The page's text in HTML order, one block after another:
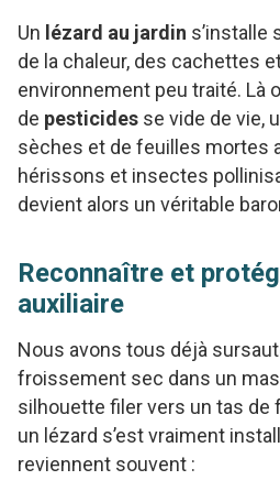
Un lézard au jardin s’installe
de la chaleur, des cachettes
environnement peu traité. Là
de pesticides se vide de vie,
sèches et de feuilles mortes
hérissons et insectes
devient alors un véritable
Reconnaître et
auxiliaire
Nous avons tous déjà
froissement sec dans un
silhouette filer vers un tas de
un lézard s’est vraiment
reviennent souvent :